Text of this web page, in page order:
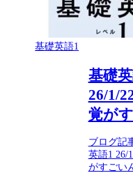
基礎英語1
基礎
26/1/
覚が
ブログ記
英語1 26/
がすごい